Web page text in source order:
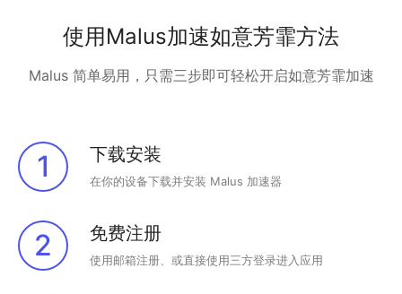
使用Malus加速如意芳霏方法
Malus 简单易用，只需三步即可轻松开启如意芳霏加速
1 下载安装
在你的设备下载并安装 Malus 加速器
2 免费注册
使用邮箱注册、或直接使用三方登录进入应用